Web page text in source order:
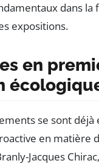
dans la
expositions.
en
se sont déjà
en matière
Jacques